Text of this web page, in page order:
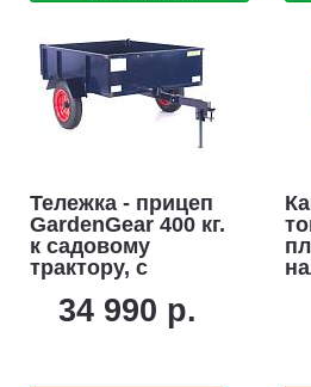
Тележка - прицеп
GardenGear 400 кг.
к садовому
трактору, с
опрокидывания
(1230х1000 мм,
34 990 р.